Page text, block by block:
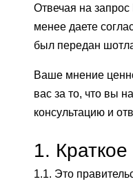
Отвечая на
менее даете
был передан
Ваше мнение
вас за то, что вы
консультацию и
1.
1.1. Это